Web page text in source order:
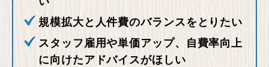
規模拡大と人件費のバランスをとりたい
スタッフ雇用や単価アップ、自費率向上
に向けたアドバイスがほしい